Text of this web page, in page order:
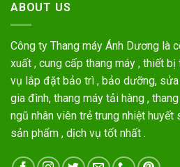
ABOUT US
Công ty Thang máy Ánh Dương là
xuất , cung cấp thang máy , thiết
vụ lắp đặt bảo trì , bảo dưỡng,
gia đình, thang máy tải hàng ,
ngũ nhân viên trẻ trung nhiệt huyết
sản phẩm , dịch vụ tốt nhất .